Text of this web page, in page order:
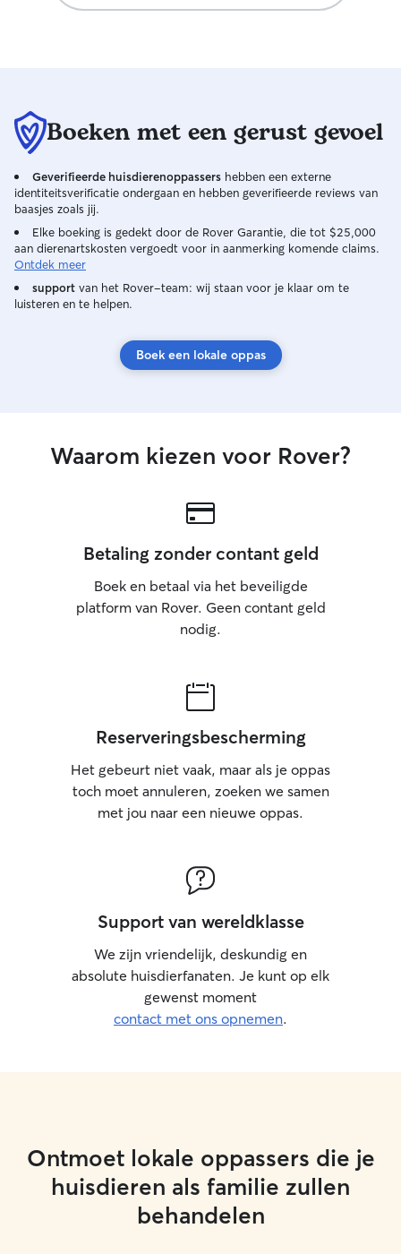
Boeken met een gerust gevoel
Geverifieerde huisdierenoppassers hebben een externe
identiteitsverificatie ondergaan en hebben geverifieerde reviews van
baasjes zoals jij.
Elke boeking is gedekt door de Rover Garantie, die tot $25,000
aan dierenartskosten vergoedt voor in aanmerking komende claims.
Ontdek meer
support van het Rover-team: wij staan voor je klaar om te
luisteren en te helpen.
Boek een lokale oppas
Waarom kiezen voor Rover?
Betaling zonder contant geld
Boek en betaal via het beveiligde
platform van Rover. Geen contant geld
nodig.
Reserveringsbescherming
Het gebeurt niet vaak, maar als je oppas
toch moet annuleren, zoeken we samen
met jou naar een nieuwe oppas.
Support van wereldklasse
We zijn vriendelijk, deskundig en
absolute huisdierfanaten. Je kunt op elk
gewenst moment
contact met ons opnemen.
Ontmoet lokale oppassers die je
huisdieren als familie zullen
behandelen